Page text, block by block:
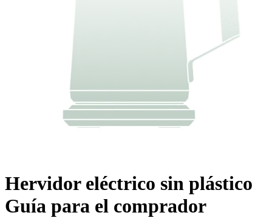
Hervidor eléctrico sin plástico
Guía para el comprador